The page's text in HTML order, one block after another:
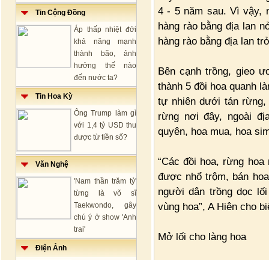
Tin Cộng Đồng
Áp thấp nhiệt đới
khả năng mạnh
thành bão, ảnh
hưởng thế nào
đến nước ta?
Tin Hoa Kỳ
Ông Trump làm gì
với 1,4 tỷ USD thu
được từ tiền số?
Văn Nghệ
'Nam thần trăm tỷ'
từng là võ sĩ
Taekwondo, gây
chú ý ở show 'Anh
trai'
Điện Ảnh
4 - 5 năm sau. Vì vậy,
hàng rào bằng địa lan
hàng rào bằng địa lan
Bên cạnh trồng, gieo
thành 5 đồi hoa quanh
tự nhiên dưới tán
rừng nơi đây, ngoài
quyên, hoa mua, hoa
“Các đồi hoa, rừng
được nhổ trộm, bán
người dân trồng dọc
vùng hoa”, A Hiên cho
Mở lối cho làng hoa